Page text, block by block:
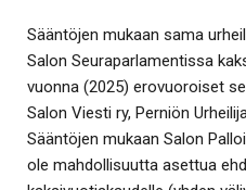
Sääntöjen mukaan sama
Salon Seuraparlamentissa
vuonna (2025) erovuoroiset
Salon Viesti ry, Perniön
Sääntöjen mukaan Salon
ole mahdollisuutta asettua